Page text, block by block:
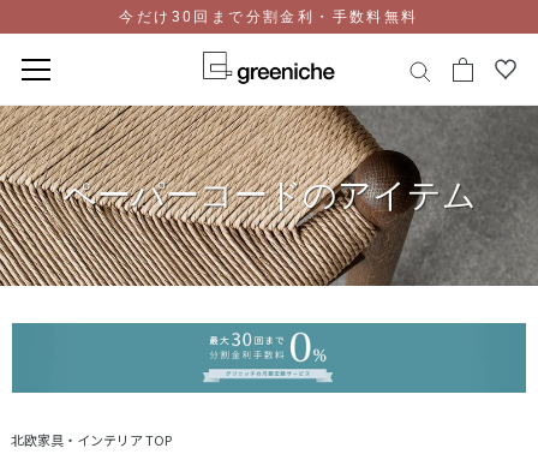
コ
ン
テ
ン
ツ
に
ス
キ
ッ
今だけ30回まで分割金利・手数料無料
ペーパーコードのアイテム
北欧家具・インテリア TOP